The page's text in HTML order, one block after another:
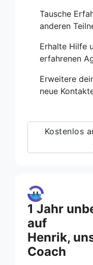
Tausche
anderen
Erhalte Hilfe
erfahrenen
Erweitere
neue
Kostenlos
1 Jahr
auf
Henrik,
Coach